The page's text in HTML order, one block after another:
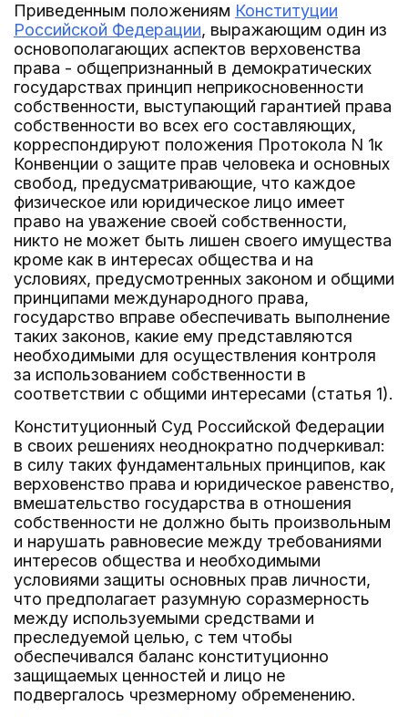
Приведенным положениям Конституции
Российской Федерации, выражающим один из
основополагающих аспектов верховенства
права - общепризнанный в демократических
государствах принцип неприкосновенности
собственности, выступающий гарантией права
собственности во всех его составляющих,
корреспондируют положения Протокола N 1к
Конвенции о защите прав человека и основных
свобод, предусматривающие, что каждое
физическое или юридическое лицо имеет
право на уважение своей собственности,
никто не может быть лишен своего имущества
кроме как в интересах общества и на
условиях, предусмотренных законом и общими
принципами международного права,
государство вправе обеспечивать выполнение
таких законов, какие ему представляются
необходимыми для осуществления контроля
за использованием собственности в
соответствии с общими интересами (статья 1).
Конституционный Суд Российской Федерации
в своих решениях неоднократно подчеркивал:
в силу таких фундаментальных принципов, как
верховенство права и юридическое равенство,
вмешательство государства в отношения
собственности не должно быть произвольным
и нарушать равновесие между требованиями
интересов общества и необходимыми
условиями защиты основных прав личности,
что предполагает разумную соразмерность
между используемыми средствами и
преследуемой целью, с тем чтобы
обеспечивался баланс конституционно
защищаемых ценностей и лицо не
подвергалось чрезмерному обременению.